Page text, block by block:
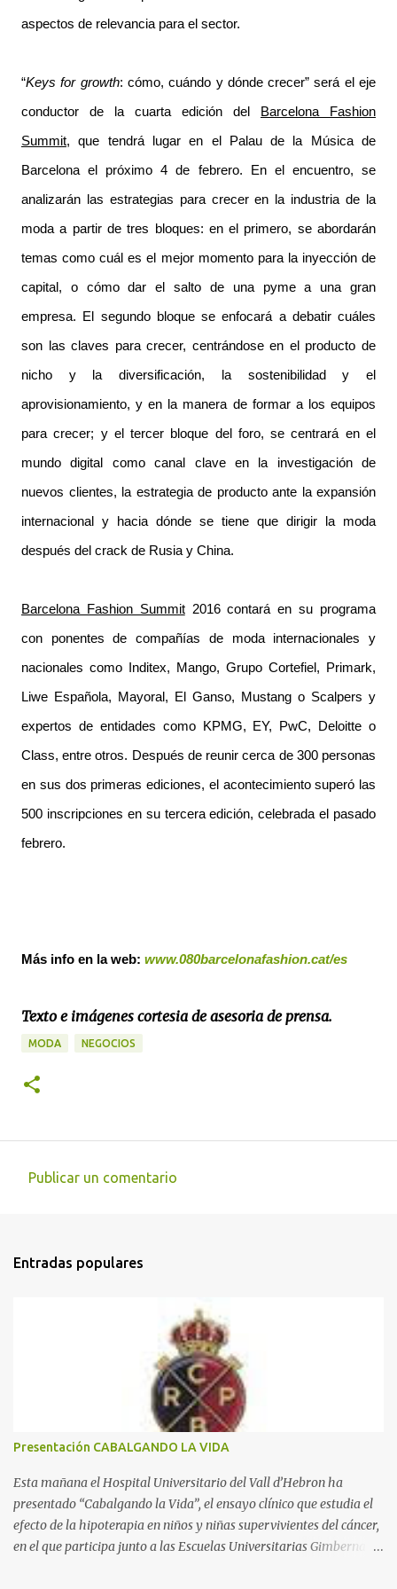
aspectos de relevancia para el sector.
“Keys for growth: cómo, cuándo y dónde crecer” será el eje
conductor de la cuarta edición del Barcelona Fashion
Summit, que tendrá lugar en el Palau de la Música de
Barcelona el próximo 4 de febrero. En el encuentro, se
analizarán las estrategias para crecer en la industria de la
moda a partir de tres bloques: en el primero, se abordarán
temas como cuál es el mejor momento para la inyección de
capital, o cómo dar el salto de una pyme a una gran
empresa. El segundo bloque se enfocará a debatir cuáles
son las claves para crecer, centrándose en el producto de
nicho y la diversificación, la sostenibilidad y el
aprovisionamiento, y en la manera de formar a los equipos
para crecer; y el tercer bloque del foro, se centrará en el
mundo digital como canal clave en la investigación de
nuevos clientes, la estrategia de producto ante la expansión
internacional y hacia dónde se tiene que dirigir la moda
después del crack de Rusia y China.
Barcelona Fashion Summit2016 contará en su programa
con ponentes de compañías de moda internacionales y
nacionales como Inditex, Mango, Grupo Cortefiel, Primark,
Liwe Española, Mayoral, El Ganso, Mustang o Scalpers y
expertos de entidades como KPMG, EY, PwC, Deloitte o
Class, entre otros. Después de reunir cerca de 300 personas
en sus dos primeras ediciones, el acontecimiento superó las
500 inscripciones en su tercera edición, celebrada el pasado
febrero.
Más info en la web: www.080barcelonafashion.cat/es
Texto e imágenes cortesia de asesoria de prensa.
MODA NEGOCIOS
e
s
Publicar un comentario
Entradas populares
Presentación CABALGANDO LA VIDA
Esta mañana el Hospital Universitario del Vall d’Hebron ha
presentado “Cabalgando la Vida”, el ensayo clínico que estudia el
efecto de la hipoterapia en niños y niñas supervivientes del cáncer,
en el que participa junto a las Escuelas Universitarias Gimbernat,